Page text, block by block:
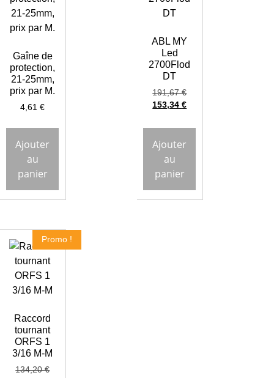
Gaîne de
protection,
21-25mm,
prix par M.
4,61€
Ajouter
au
panier
ABL MY
Led
2700Flod
DT
191,67€
153,34€
Ajouter
au
panier
Promo !
Raccord
tournant
ORFS 1
3/16 M-M
134,20€